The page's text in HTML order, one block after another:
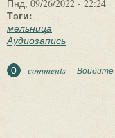
Пнд, 09/26/2022 - 22:24
Тэги:
мельница
Аудиозапись
0 comments Войдите